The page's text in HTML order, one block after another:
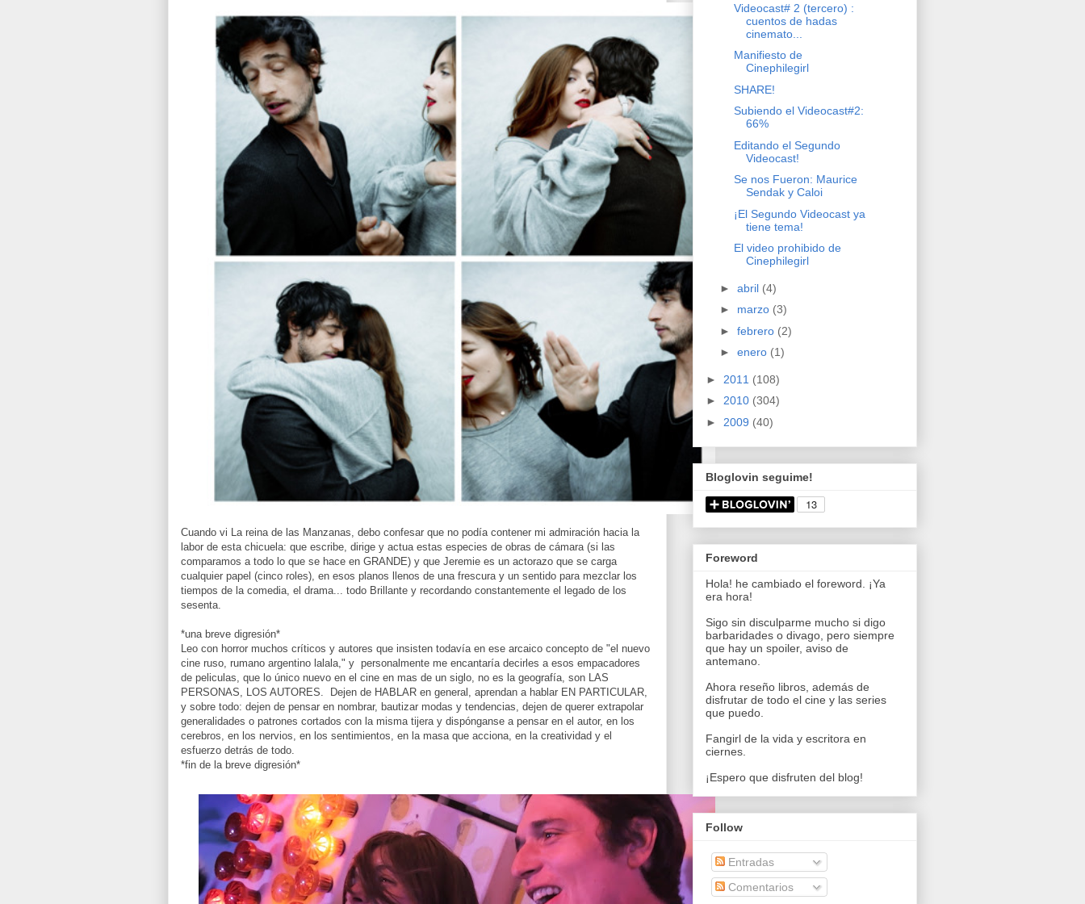
Cuando vi La reina de las Manzanas, debo confesar que no podía contener mi admiración hacia la
labor de esta chicuela: que escribe, dirige y actua estas especies de obras de cámara (si las
comparamos a todo lo que se hace en GRANDE) y que Jeremie es un actorazo que se carga
cualquier papel (cinco roles), en esos planos llenos de una frescura y un sentido para mezclar los
tiempos de la comedia, el drama... todo Brillante y recordando constantemente el legado de los
sesenta.
*una breve digresión*
Leo con horror muchos críticos y autores que insisten todavía en ese arcaico concepto de "el nuevo
cine ruso, rumano argentino lalala," y personalmente me encantaría decirles a esos empacadores
de peliculas, que lo único nuevo en el cine en mas de un siglo, no es la geografía, son LAS
PERSONAS, LOS AUTORES. Dejen de HABLAR en general, aprendan a hablar EN PARTICULAR,
y sobre todo: dejen de pensar en nombrar, bautizar modas y tendencias, dejen de querer extrapolar
generalidades o patrones cortados con la misma tijera y dispónganse a pensar en el autor, en los
cerebros, en los nervios, en los sentimientos, en la masa que acciona, en la creatividad y el
esfuerzo detrás de todo.
*fin de la breve digresión*
Videocast# 2 (tercero) :
cuentos de hadas
cinemato...
Manifiesto de
Cinephilegirl
SHARE!
Subiendo el Videocast#2:
66%
Editando el Segundo
Videocast!
Se nos Fueron: Maurice
Sendak y Caloi
¡El Segundo Videocast ya
tiene tema!
El video prohibido de
Cinephilegirl
► abril (4)
► marzo (3)
► febrero (2)
► enero (1)
► 2011 (108)
► 2010 (304)
► 2009 (40)
Bloglovin seguime!
Foreword
Hola! he cambiado el foreword. ¡Ya
era hora!
Sigo sin disculparme mucho si digo
barbaridades o divago, pero siempre
que hay un spoiler, aviso de
antemano.
Ahora reseño libros, además de
disfrutar de todo el cine y las series
que puedo.
Fangirl de la vida y escritora en
ciernes.
¡Espero que disfruten del blog!
Follow
Entradas
Comentarios